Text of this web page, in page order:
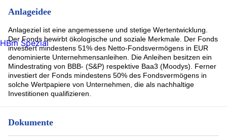
Ter.Obl.Fin.Hab.24(30) (1.86%)
COMMERZBANK AG MTN RegS 2.625 01/15/2031 (1.86%)
DZ HYP AG 2.5% Aug30 EMTN (1.85%)
EUROPEAN INVESTMENT BANK MTN RegS 2.875 06/18/2035
(1.85%)
Kreditanst.f.Wiederaufbau Med.Term Nts. v.25(32) (1.85%)
ING Bank N.V. EO-Cov.Med.Term Notes 2025(35) (1.85%)
Rest (48.95%)
Anlageidee
Anlageziel ist eine angemessene und stetige Wertentwicklung.
Der Fonds bewirbt ökologische und soziale Merkmale. Der Fonds
investiert mindestens 51% des Netto-Fondsvermögens in EUR
denominierte Unternehmensanleihen. Die Anleihen besitzen ein
Mindestrating von BBB- (S&P) respektive Baa3 (Moodys). Ferner
investiert der Fonds mindestens 50% des Fondsvermögens in
solche Wertpapiere von Unternehmen, die als nachhaltige
Investitionen qualifizieren.
Dokumente
HBm Spezial